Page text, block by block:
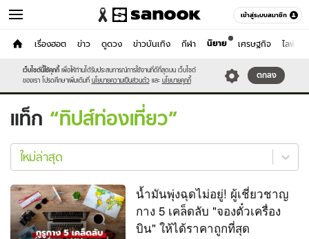
เข้าสู่ระบบสมาชิก
หน้าแรก
เรื่องฮอต ข่าว ดูดวง ข่าวบันเทิง กีฬา เศรษฐกิจ ไลฟ์สไ
นิยาย
เที่ยว-กิน หมวดอื่นๆ
เว็บไซต์นี้ใช้คุกกี้ เพื่อให้ท่านได้รับประสบการณ์การใช้งานที่ดีที่สุดบน เว็บไซต์
ของเรา โปรดศึกษาเพิ่มเติมที่ นโยบายความเป็นส่วนตัว และ นโยบายคุกกี้
ตกลง
แท็ก ทิปส์ท่องเที่ยว
ทิป
ท่อง
เที่ยว
ใหม่
ล่าสุด
ใหม่ล่าสุด
น้ำมันพุ่งฉุดไม่อยู่! ผู้เชี่ยวชาญ
กาง 5 เคล็ดลับ "จองตั๋วเครื่อง
บิน" ให้ได้ราคาถูกที่สุด